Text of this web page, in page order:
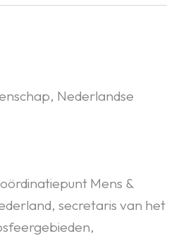
Nederlandse
Mens &
secretaris van het